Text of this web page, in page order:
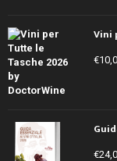
Vini
€
€